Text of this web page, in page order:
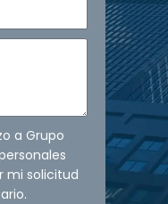
a Grupo
mi solicitud